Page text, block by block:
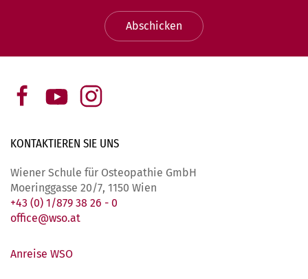
Abschicken
KONTAKTIEREN SIE UNS
Wiener Schule für Osteopathie GmbH
Moeringgasse 20/7, 1150 Wien
+43 (0) 1/879 38 26 - 0
office@wso.at
Anreise WSO